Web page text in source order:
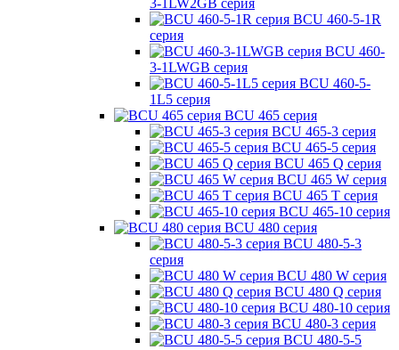
BCU 460-5-1R
серия
BCU 460-
3-1LWGB серия
BCU 460-5-
1L5 серия
BCU 465 серия
BCU 465-3 серия
BCU 465-5 серия
BCU 465 Q серия
BCU 465 W серия
BCU 465 T серия
BCU 465-10 серия
BCU 480 серия
BCU 480-5-3
серия
BCU 480 W серия
BCU 480 Q серия
BCU 480-10 серия
BCU 480-3 серия
BCU 480-5-5